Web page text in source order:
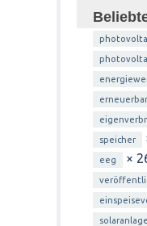
speicher
eeg ×
solaranlage